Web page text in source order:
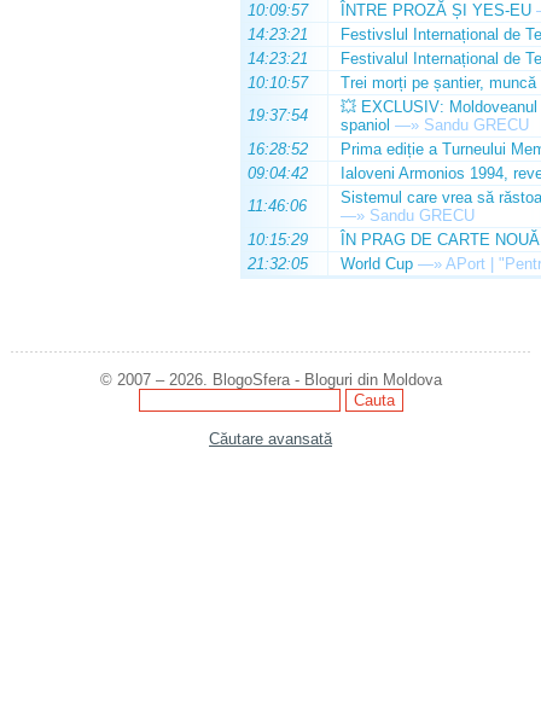
10:09:57
ÎNTRE PROZĂ ȘI YES-EU
14:23:21
Festivslul Internațional de
14:23:21
Festivalul Internațional de
10:10:57
Trei morți pe șantier, muncă
19:37:54
💥 EXCLUSIV:
spaniol —» Sandu GRECU
16:28:52
Prima ediție a Turneului
09:04:42
Ialoveni Armonios 1994,
11:46:06
Sistemul care vrea să
—» Sandu GRECU
10:15:29
ÎN PRAG DE CARTE NOUĂ
21:32:05
World Cup —» APort |
© 2007 – 2026. BlogoSfera - Bloguri din Moldova
Căutare avansată